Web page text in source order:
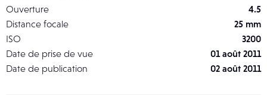
Ouverture
4.5
Distance focale
25 mm
ISO
3200
Date de prise de vue
01 août 2011
Date de publication
02 août 2011